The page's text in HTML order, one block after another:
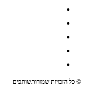
© כל הזכויות שמורותשותפים